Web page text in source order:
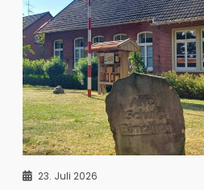
23. Juli 2026